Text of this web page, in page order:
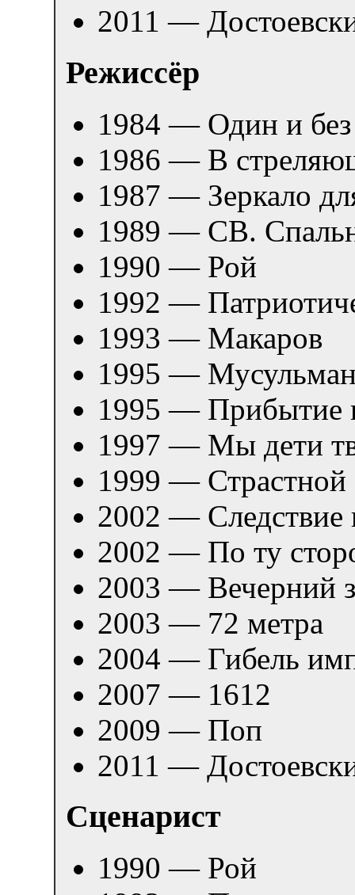
2011 —
Режиссёр
1984 — Один и
1986 — В
1987 — Зеркало
1989 — СВ.
1990 — Рой
1992 —
1993 — Макаров
1995 —
1995 — Прибытие
1997 — Мы дети
1999 — Страстной
2002 — Следствие
2002 — По ту
2003 — Вечерний
2003 — 72 метра
2004 — Гибель
2007 — 1612
2009 — Поп
2011 —
Сценарист
1990 — Рой